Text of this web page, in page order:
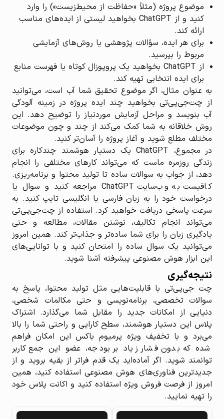
موضوع پروژه (مثلاً «حفاظت از محیط‌زیست») را وارد
کنید و از ChatGPT بخواهید لیستی از ایده‌های مناسب
ارائه کند.
برای هر ایده، سؤالات پژوهشی یا روش‌های آزمایشی
مربوط را بپرسید.
از ChatGPT بخواهید یک پروپوزال کوتاه یا فهرست منابع
برای ایده انتخابی تهیه کند.
به عنوان مثال، اگر موضوع تحقیق شما آب است، می‌توانید
از چت‌جی‌پی‌تی بخواهید چند ایده پروژه در زمینه آلودگی
آب بنویسد و مراحل آزمایش موردنیاز را توضیح دهد. این
روش خلاقانه به شما کمک می‌کند از چند و چون موضوعات
مختلف مطلع شوید و آغاز پروژه را آسان‌تر کنید.
در مجموع، ChatGPT یک دستیار هوشمند چندکاره برای
زندگی روزمره ماست که می‌تواند کارهای مختلفی را انجام
دهد، از جواب به سوالات ساده تا تولید محتوا و برنامه‌ریزی.
کافیست به وب‌سایت ChatGPT مراجعه کنید و سوال یا
درخواست خود را به زبان فارسی یا انگلیسی تایپ کنید. به
سرعت پاسخی دریافت خواهید کرد. استفاده از چت‌جی‌پی‌تی
می‌تواند انجام تکالیف، نوشتن مقالات، مطالعه و حتی
یادگیری زبان را برای شما ساده‌تر و جذاب‌تر کند. همین امروز
می‌توانید یک سوال ساده را امتحان کنید و با توانایی‌های
این ابزار هوش مصنوعی پیشرفته آشنا شوید.
نتیجه‌گیری
چت جی‌پی‌تی با قابلیت‌هایی مثل تولید محتوا، پاسخ به
سوالات تخصصی، برنامه‌نویسی و حتی مکالمات شخصی،
دنیایی از امکانات جدید را مقابل شما می‌گذارد. اشتراک
پلاس این دستیار هوشمند، سطح کارایی و راحتی شما را بالا
می‌برد و با تخفیف ویژه پرمیوم باکس این امکان فراهم
شده که بدون فشار زیاد بر بودجه، عضو این جمع کاربر
توانمند شوید. اگر آماده‌اید یک قدم فراتر از بقیه بروید و از
جدیدترین فناوری‌های هوش مصنوعی استفاده کنید، همین
امروز از فرصت فروش ویژه استفاده کنید و اکانت پلاس خود
را تهیه نمایید.